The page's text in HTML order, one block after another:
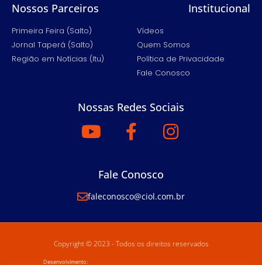
Nossos Parceiros
Primeira Feira (Salto)
Jornal Taperá (Salto)
Região em Notícias (Itu)
Institucional
Vídeos
Quem Somos
Política de Privacidade
Fale Conosco
Nossas Redes Sociais
Fale Conosco
faleconosco@ciol.com.br
Copyright © 2023 - Todos os direitos reservados
Desenvolvimento: